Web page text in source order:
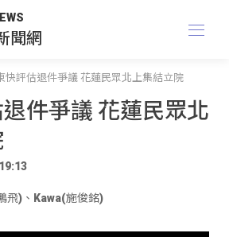
聞網
快評估退件爭議 花蓮民眾北上集結立院
件爭議 花蓮民眾北
飛) 、 Kawa(施俊銘)